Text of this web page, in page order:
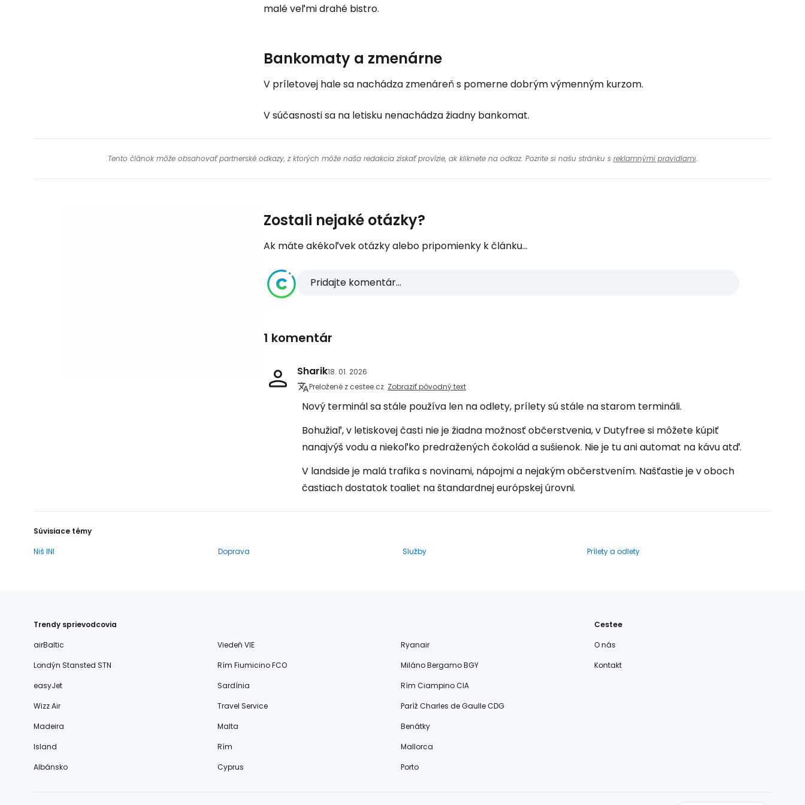
malé veľmi drahé bistro.
Bankomaty a zmenárne
V príletovej hale sa nachádza zmenáreň s pomerne dobrým výmenným kurzom.
V súčasnosti sa na letisku nenachádza žiadny bankomat.
Tento článok môže obsahovať partnerské odkazy, z ktorých môže naša redakcia získať provízie, ak kliknete na odkaz. Pozrite si našu stránku s reklamnými pravidlami.
Zostali nejaké otázky?
Ak máte akékoľvek otázky alebo pripomienky k článku...
Pridajte komentár...
1 komentár
Sharik18. 01. 2026
Preložené z cestee.cz Zobraziť pôvodný text
Nový terminál sa stále používa len na odlety, prílety sú stále na starom termináli.
Bohužiaľ, v letiskovej časti nie je žiadna možnosť občerstvenia, v Dutyfree si môžete kúpiť
nanajvýš vodu a niekoľko predražených čokolád a sušienok. Nie je tu ani automat na kávu atď.
V landside je malá trafika s novinami, nápojmi a nejakým občerstvením. Našťastie je v oboch
častiach dostatok toaliet na štandardnej európskej úrovni.
Súvisiace témy
Niš INI
Doprava Služby Prílety a odlety
Trendy sprievodcovia
airBaltic
Viedeň VIE
Ryanair
Londýn Stansted STN
Rím Fiumicino FCO
Miláno Bergamo BGY
easyJet
Sardínia
Rím Ciampino CIA
Wizz Air
Travel Service
Paríž Charles de Gaulle CDG
Madeira
Malta
Benátky
Island
Rím
Mallorca
Albánsko
Cyprus Porto
Cestee
O nás
Kontakt
cestee.com